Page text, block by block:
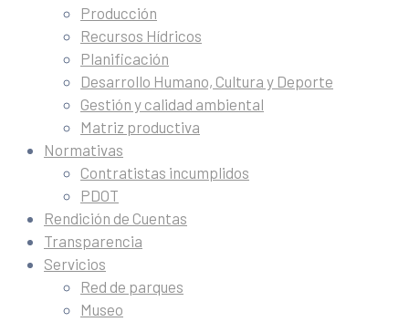
Producción
Recursos Hídricos
Planificación
Desarrollo Humano, Cultura y Deporte
Gestión y calidad ambiental
Matriz productiva
Normativas
Contratistas incumplidos
PDOT
Rendición de Cuentas
Transparencia
Servicios
Red de parques
Museo